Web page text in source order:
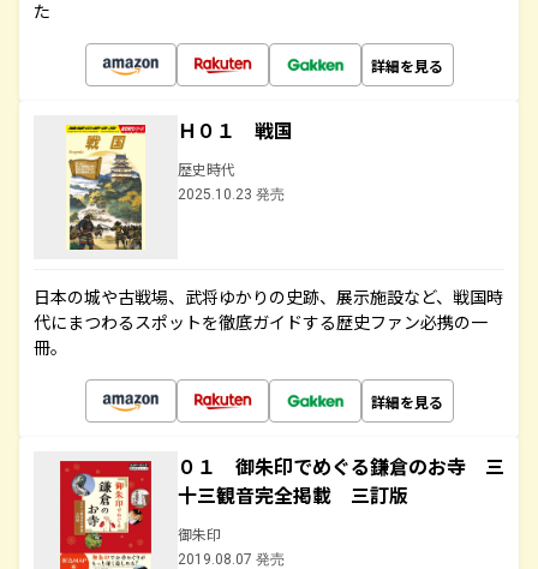
た
詳細を見る
Ｈ０１ 戦国
歴史時代
2025.10.23 発売
日本の城や古戦場、武将ゆかりの史跡、展示施設など、戦国時
代にまつわるスポットを徹底ガイドする歴史ファン必携の一
冊。
詳細を見る
０１ 御朱印でめぐる鎌倉のお寺 三
十三観音完全掲載 三訂版
御朱印
2019.08.07 発売